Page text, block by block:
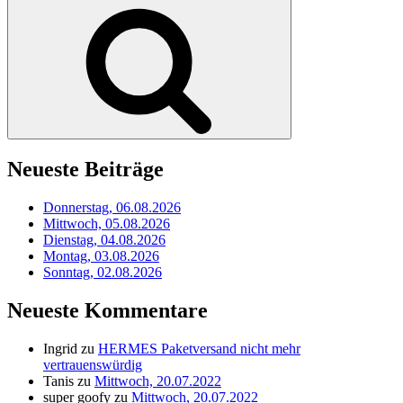
Neueste Beiträge
Donnerstag, 06.08.2026
Mittwoch, 05.08.2026
Dienstag, 04.08.2026
Montag, 03.08.2026
Sonntag, 02.08.2026
Neueste Kommentare
Ingrid zu HERMES Paketversand nicht mehr
vertrauenswürdig
Tanis zu Mittwoch, 20.07.2022
super goofy zu Mittwoch, 20.07.2022